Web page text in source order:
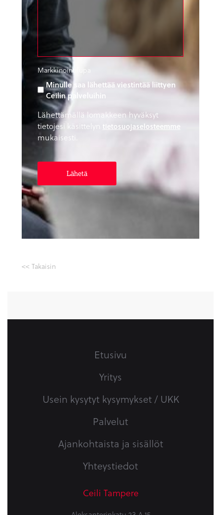
Markkinointilupa
Minulle saa lähettää viestintää liittyen
Ceilin palveluihin
Lähettämällä lomakkeen hyväksyt
tietojesi käsittelyn tietosuojaselosteemme
mukaisesti.
<< Takaisin
Etusivu
Yritys
Usein kysytyt kysymykset / UKK
Palvelut
Ajankohtaista ja sisällöt
Yhteystiedot
Ceili Tampere